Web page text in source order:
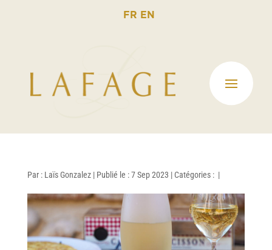
FR EN
Par : Laïs Gonzalez | Publié le : 7 Sep 2023 | Catégories : |